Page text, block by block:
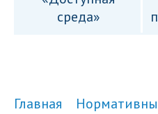
среда»
Главная